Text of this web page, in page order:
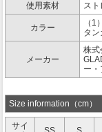
使用素材
ス
カラー
（
タン
メーカー
株式
ー・
Size information（cm）
サイ